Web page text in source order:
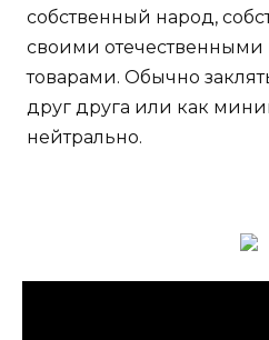
собственный народ,
своими отечественными
товарами. Обычно
друг друга или как
нейтрально.